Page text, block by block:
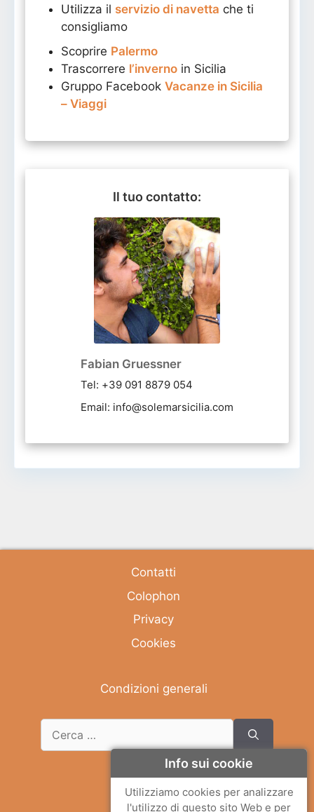
Utilizza il servizio di navetta che ti
consigliamo
Scoprire Palermo
Trascorrere l’inverno in Sicilia
Gruppo Facebook Vacanze in Sicilia
– Viaggi
Il tuo contatto:
Fabian Gruessner
Tel: +39 091 8879 054
Email: info@solemarsicilia.com
Contatti
Colophon
Privacy
Cookies
Condizioni generali
Deutsch
Info sui cookie
Utilizziamo cookies per analizzare
l'utilizzo di questo sito Web e per